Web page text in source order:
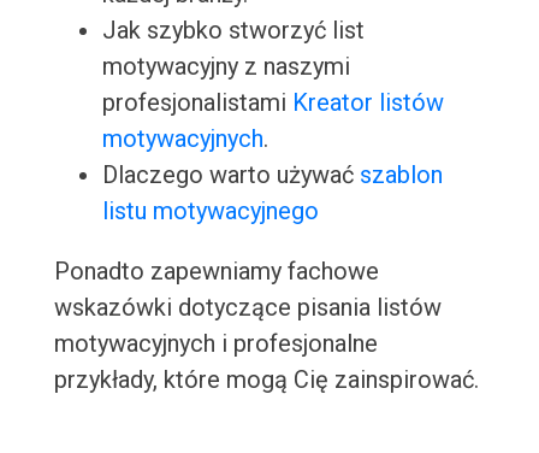
Jak szybko stworzyć list
motywacyjny z naszymi
profesjonalistami Kreator listów
motywacyjnych.
Dlaczego warto używać szablon
listu motywacyjnego
Ponadto zapewniamy fachowe
wskazówki dotyczące pisania listów
motywacyjnych i profesjonalne
przykłady, które mogą Cię zainspirować.